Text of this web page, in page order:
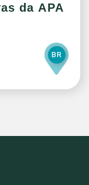
da APA
BR